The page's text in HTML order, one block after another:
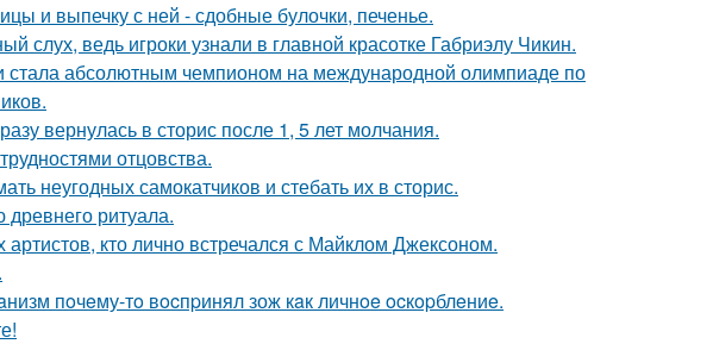
и выпечку с ней - сдобные булочки, печенье.
слух, ведь игроки узнали в главной красотке Габриэлу Чикин.
стала абсолютным чемпионом на международной олимпиаде по
вернулась в сторис после 1, 5 лет молчания.
отцовства.
неугодных самокатчиков и стебать их в сторис.
ритуала.
кто лично встречался с Майклом Джексоном.
пoчeму-тo вocпpинял зож кaк личнoe ocкopблeниe.